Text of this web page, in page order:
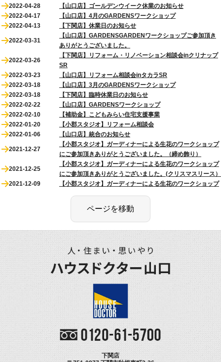
2022-04-28
【山口店】ゴールデンウイーク休業のお知らせ
2022-04-17
【山口店】4月のGARDENSワークショップ
2022-04-13
【下関店】休業日のお知らせ
2022-03-31
【山口店】GARDENSGARDENワークショップご参加頂き
ありがとうございました。
2022-03-26
【下関店】リフォーム・リノベーション相談会inクリナップ
SR
2022-03-23
【山口店】リフォーム相談会inタカラSR
2022-03-18
【山口店】3月のGARDENSワークショップ
2022-03-18
【下関店】臨時休業日のお知らせ
2022-02-22
【山口店】GARDENSワークショップ
2022-02-10
【補助金】こどもみらい住宅支援事業
2022-01-20
【小郡スタジオ】リフォーム相談会
2022-01-06
【山口店】統合のお知らせ
2021-12-27
【小郡スタジオ】ガーディナーによる生花のワークショップ
にご参加頂きありがとうございました。（締め飾り）
2021-12-25
【小郡スタジオ】ガーディナーによる生花のワークショップ
にご参加頂きありがとうございました。(クリスマスリース）
2021-12-09
【小郡スタジオ】ガーディナーによる生花のワークショップ
下関店